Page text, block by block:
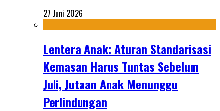
27 Juni 2026
Lentera Anak: Aturan Standarisasi
Kemasan Harus Tuntas Sebelum
Juli, Jutaan Anak Menunggu
Perlindungan